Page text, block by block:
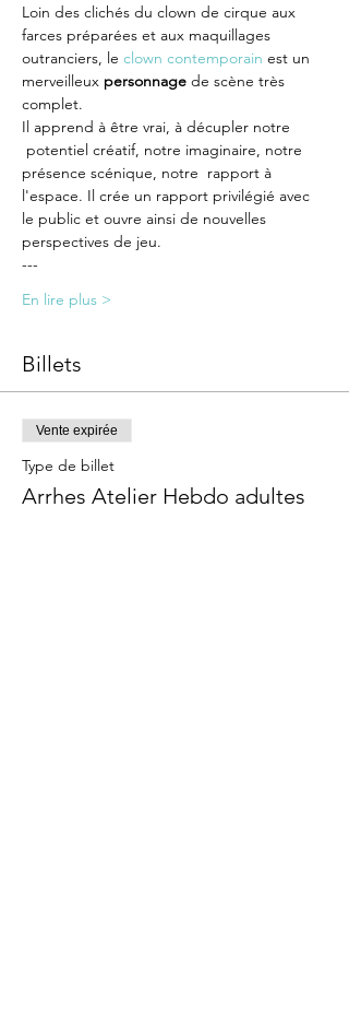
Loin des clichés du clown de cirque aux
farces préparées et aux maquillages
outranciers, le clown contemporain est un
merveilleux personnage de scène très
complet.
Il apprend à être vrai, à décupler notre
potentiel créatif, notre imaginaire, notre
présence scénique, notre  rapport à
l'espace. Il crée un rapport privilégié avec
le public et ouvre ainsi de nouvelles
perspectives de jeu.
---
En lire plus >
Billets
Vente expirée
Type de billet
Arrhes Atelier Hebdo adultes